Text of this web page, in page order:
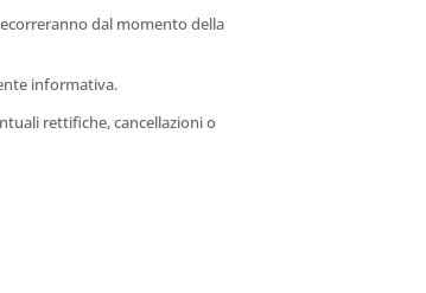
dal momento della
informativa.
rettifiche, cancellazioni o